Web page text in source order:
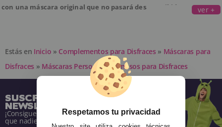
con una máscara original que no pasará desapercibida.
ver +
Estás en Inicio » Complementos para Disfraces » Máscaras para
Disfraces » Máscaras Personajes Famosos para Disfraces
SUSCRÍBETE A NUESTRA
NEWSLETTER
¡Consigue descuentos y entérate de todo antes
que nadie!
Respetamos tu privacidad